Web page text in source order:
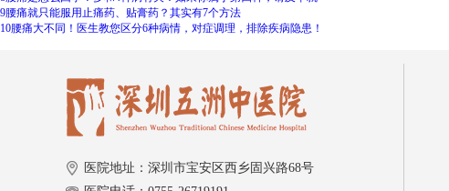
9腰痛就只能服用止痛药、贴膏药？其实有7个方法
10腰痛大不同！医生教您区分6种病情，对症调理，排除疾病隐患！
医院地址：深圳市宝安区西乡固兴路68号